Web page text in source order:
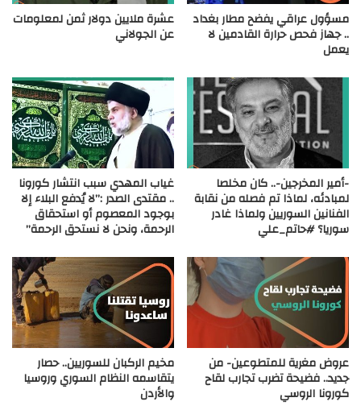
مسؤول عراقي يفضح مطار بغداد
.. جهاز فحص حرارة القادمين لا
يعمل
عشرة ملايين دولار ثمن لمعلومات
عن الجولاني
-أمير المخرجين-.. كان مخلصا
لمبادئه، لماذا تم فصله من نقابة
الفنانين السوريين ولماذا غادر
سوريا؟ #حاتم_علي
غياب المهدي سبب انتشار كورونا
.. مقتدى الصدر :”لا يُدفع البلاء إلا
بوجود المعصوم أو استحقاق
الرحمة، ونحن لا نستحق الرحمة”
عروض مغرية للمتطوعين- من
جديد.. فضيحة تضرب تجارب لقاح
كورونا الروسي
مخيم الركبان للسوريين.. حصار
يتقاسمه النظام السوري وروسيا
والأردن